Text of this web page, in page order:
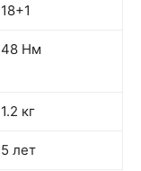
18+1
48 Нм
1.2 кг
5 лет